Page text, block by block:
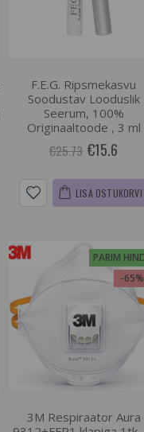
F.E.G. Ripsmekasvu
Soodustav Looduslik
Seerum, 100%
Originaaltoode , 3 ml
€25.73 €15.6
LISA OSTUKORVI
PARIM
-65%
3M Respiraator Aura